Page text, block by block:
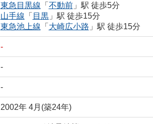
東急目黒線 「 不動前」駅 徒歩5分
山手線 「 目黒」駅 徒歩15分
東急池上線 「 大崎広小路 」駅 徒歩15分
-
-
-
2002年 4月(築24年)